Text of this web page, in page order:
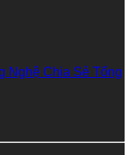
Nghệ Chia Sẻ Tổng